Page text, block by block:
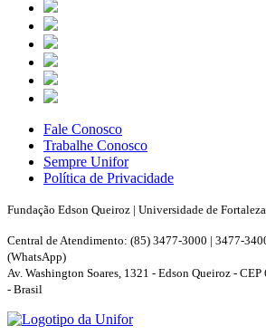
Fale Conosco
Trabalhe Conosco
Sempre Unifor
Política de Privacidade
Fundação Edson Queiroz | Universidade de Fortaleza
Central de Atendimento: (85) 3477-3000 | 3477-
(WhatsApp)
Av. Washington Soares, 1321 - Edson Queiroz -
- Brasil